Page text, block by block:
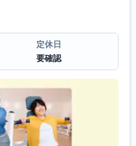
定休日
要確認